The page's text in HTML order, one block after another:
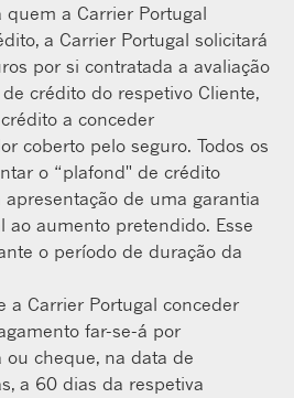
quem a Carrier Portugal
a Carrier Portugal solicitará
por si contratada a avaliação
crédito do respetivo Cliente,
a conceder
coberto pelo seguro. Todos os
o “plafond" de crédito
de uma garantia
ao aumento pretendido. Esse
o período de duração da
a Carrier Portugal conceder
far-se-á por
cheque, na data de
a 60 dias da respetiva